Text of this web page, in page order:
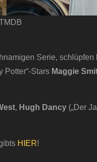
Serie, schlüpfen
Potter“-Stars Maggie
, Hugh Dancy („Der
HIER!